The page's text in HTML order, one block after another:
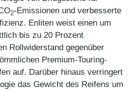
2-Emissionen und verbesserte
Enliten weist einen um
bis zu 20 Prozent
Rollwiderstand gegenüber
Premium-Touring-
auf. Darüber hinaus verringert
das Gewicht des Reifens um